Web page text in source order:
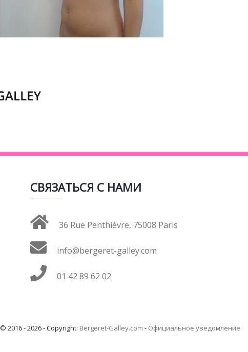
СВЯЗАТЬСЯ С НАМИ
36 Rue Penthièvre, 75008 Paris
info@bergeret-galley.com
01 42 89 62 02
© 2016 - 2026 - Copyright: Bergeret-Galley.com - Официальное уведомление